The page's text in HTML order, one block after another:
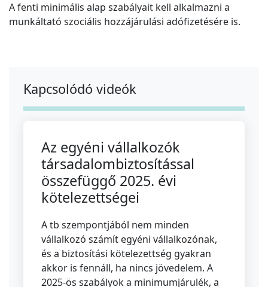
A fenti minimális alap szabályait kell alkalmazni a
munkáltató szociális hozzájárulási adófizetésére is.
Kapcsolódó videók
Az egyéni vállalkozók
társadalombiztosítással
összefüggő 2025. évi
kötelezettségei
A tb szempontjából nem minden
vállalkozó számít egyéni vállalkozónak,
és a biztosítási kötelezettség gyakran
akkor is fennáll, ha nincs jövedelem. A
2025-ös szabályok a minimumjárulék, a